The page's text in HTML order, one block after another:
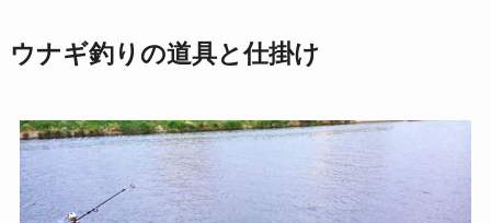
ウナギ釣りの道具と仕掛け